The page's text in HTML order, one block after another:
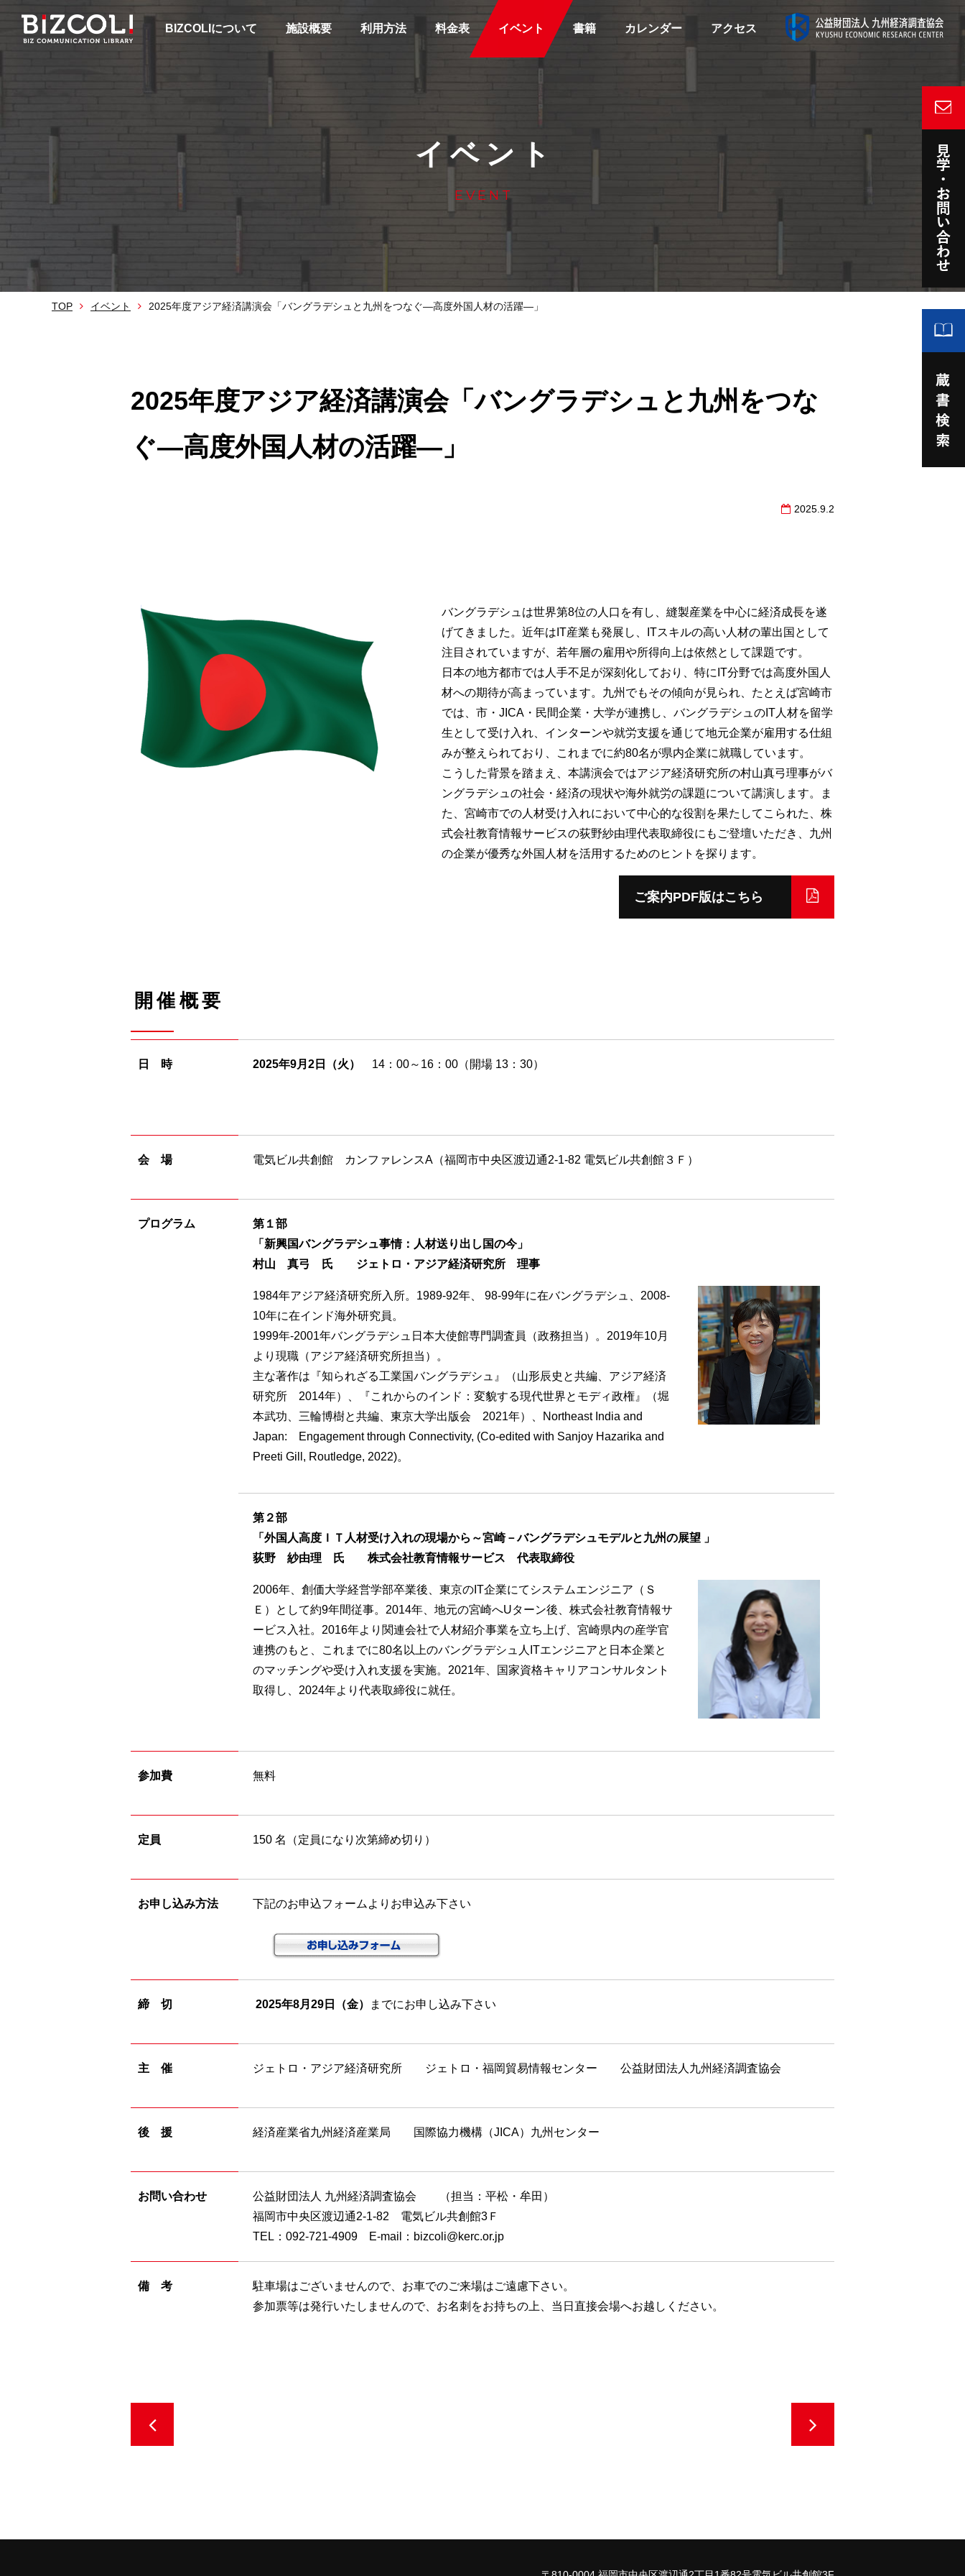
BIZCOLIについて 施設概要 利用方法 料金表 イベント 書籍 カレンダー アクセス
イベント
EVENT
TOP イベント 2025年度アジア経済講演会「バングラデシュと九州をつなぐ―高度外国人材の活躍―」
2025年度アジア経済講演会「バングラデシュと九州をつな
ぐ―高度外国人材の活躍―」
2025.9.2
バングラデシュは世界第8位の人口を有し、縫製産業を中心に経済成長を遂
げてきました。近年はIT産業も発展し、ITスキルの高い人材の輩出国として
注目されていますが、若年層の雇用や所得向上は依然として課題です。
日本の地方都市では人手不足が深刻化しており、特にIT分野では高度外国人
材への期待が高まっています。九州でもその傾向が見られ、たとえば宮崎市
では、市・JICA・民間企業・大学が連携し、バングラデシュのIT人材を留学
生として受け入れ、インターンや就労支援を通じて地元企業が雇用する仕組
みが整えられており、これまでに約80名が県内企業に就職しています。
こうした背景を踏まえ、本講演会ではアジア経済研究所の村山真弓理事がバ
ングラデシュの社会・経済の現状や海外就労の課題について講演します。ま
た、宮崎市での人材受け入れにおいて中心的な役割を果たしてこられた、株
式会社教育情報サービスの荻野紗由理代表取締役にもご登壇いただき、九州
の企業が優秀な外国人材を活用するためのヒントを探ります。
ご案内PDF版はこちら
開催概要
日 時 2025年9月2 日（火） 14：00～16：00（開場 13：30）
会 場 電気ビル共創館 カンファレンスA（福岡市中央区渡辺通2-1-82 電気ビル共創館３Ｆ）
プログラム
第１部
「新興国バングラデシュ事情：人材送り出し国の今」
村山 真弓 氏 ジェトロ・アジア経済研究所 理事
1984年アジア経済研究所入所。1989-92年、 98-99年に在バングラデシュ、2008-
10年に在インド海外研究員。
1999年-2001年バングラデシュ日本大使館専門調査員（政務担当）。2019年10月
より現職（アジア経済研究所担当）。
主な著作は『知られざる工業国バングラデシュ』（山形辰史と共編、アジア経済
研究所 2014年）、『これからのインド：変貌する現代世界とモディ政権』（堀
本武功、三輪博樹と共編、東京大学出版会 2021年）、Northeast India and
Japan: Engagement through Connectivity, (Co-edited with Sanjoy Hazarika and
Preeti Gill, Routledge, 2022)。
第２部
「外国人高度ＩＴ人材受け入れの現場から～宮崎－バングラデシュモデルと九州の展望 」
荻野 紗由理 氏 株式会社教育情報サービス 代表取締役
2006年、創価大学経営学部卒業後、東京のIT企業にてシステムエンジニア（Ｓ
Ｅ）として約9年間従事。2014年、地元の宮崎へUターン後、株式会社教育情報サ
ービス入社。2016年より関連会社で人材紹介事業を立ち上げ、宮崎県内の産学官
連携のもと、これまでに80名以上のバングラデシュ人ITエンジニアと日本企業と
のマッチングや受け入れ支援を実施。2021年、国家資格キャリアコンサルタント
取得し、2024年より代表取締役に就任。
参加費 無料
定員 150 名（定員になり次第締め切り）
お申し込み方法 下記のお申込フォームよりお申込み下さい
締 切 2025年8月29日（金） までにお申し込み下さい
主 催 ジェトロ・アジア経済研究所 ジェトロ・福岡貿易情報センター 公益財団法人九州経済調査協会
後 援 経済産業省九州経済産業局 国際協力機構（JICA）九州センター
お問い合わせ
公益財団法人 九州経済調査協会 （担当：平松・牟田）
福岡市中央区渡辺通2-1-82 電気ビル共創館3Ｆ
TEL：092-721-4909 E-mail：bizcoli@kerc.or.jp
備 考
駐車場はございませんので、お車でのご来場はご遠慮下さい。
参加票等は発行いたしませんので、お名刺をお持ちの上、当日直接会場へお越しください。